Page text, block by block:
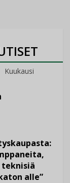
Kuukausi
alle”